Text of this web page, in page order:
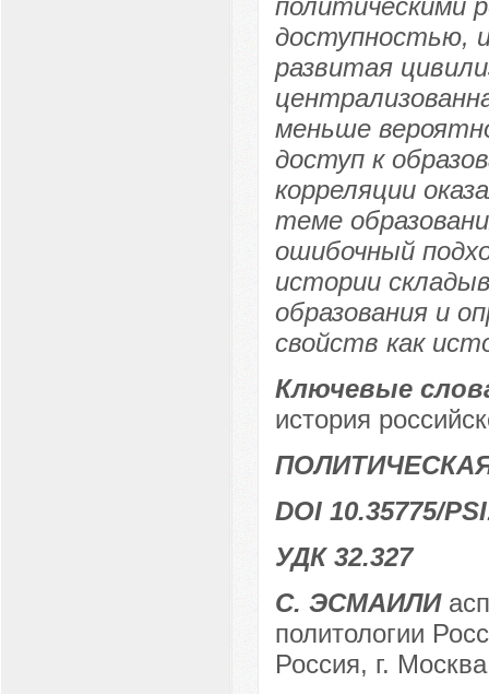
политическими
доступностью,
развитая
меньше
доступ к
корреляции
теме
ошибочный
истории
образования и
свойств как
Ключевые
история
DOI 10.35775/
УДК 32.327
C. ЭСМАИЛИ
политологии
Россия, г. Москва